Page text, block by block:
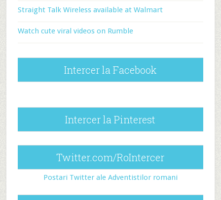
Straight Talk Wireless available at Walmart
Watch cute viral videos on Rumble
Intercer la Facebook
Intercer la Pinterest
Twitter.com/RoIntercer
Postari Twitter ale Adventistilor romani